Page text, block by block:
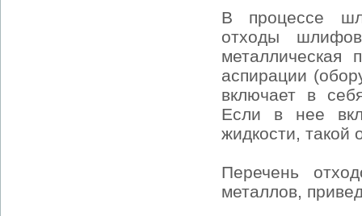
В процессе
отходы
металлическая
аспирации
включает в
Если в нее
жидкости, такой
Перечень
металлов,